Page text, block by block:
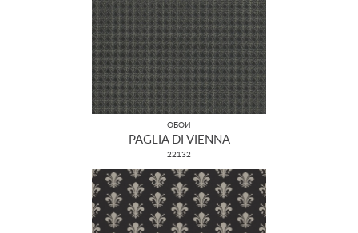
ОБОИ
PAGLIA DI VIENNA
22132